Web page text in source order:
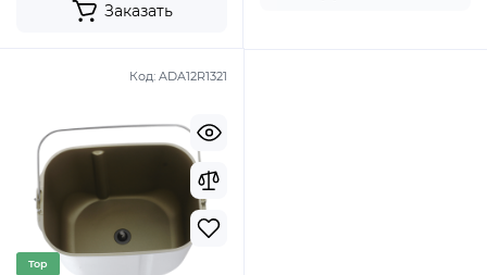
Заказать
Код: ADA12R1321
Top